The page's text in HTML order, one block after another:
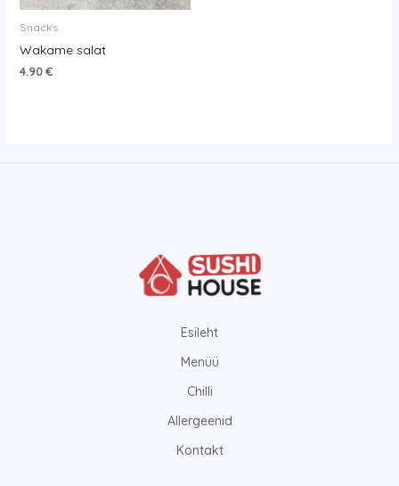
Snacks
Wakame salat
4.90€
Esileht
Menüü
Chilli
Allergeenid
Kontakt